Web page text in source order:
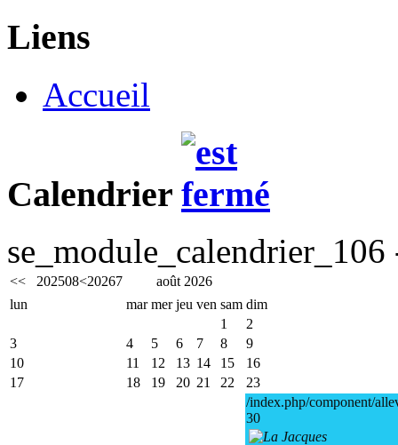
Liens
Accueil
Calendrier
<< 202508<20267
août 2026
lun
mar mer jeu ven sam dim
1
2
3
4 5 6 7 8
9
10
11 12 13 14 15
16
17
18 19 20 21 22 23
/index.php/component/
30